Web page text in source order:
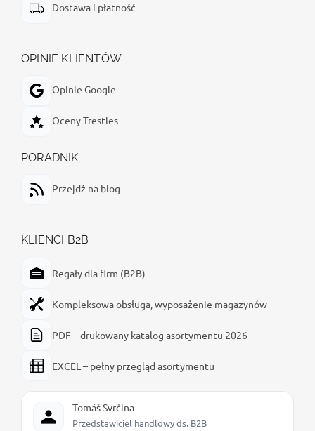
Dostawa i płatność
OPINIE KLIENTÓW
Opinie Google
Oceny Trestles
PORADNIK
Przejdź na blog
KLIENCI B2B
Regały dla firm (B2B)
Kompleksowa obsługa, wyposażenie magazynów
PDF – drukowany katalog asortymentu 2026
EXCEL – pełny przegląd asortymentu
Tomáš Svrčina
Przedstawiciel handlowy ds. B2B